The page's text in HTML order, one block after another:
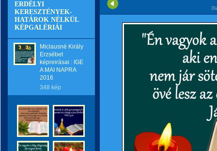
ERDÉLYI
KERESZTÉNYEK-
HATÁROK NÉLKÜL
KÉPGALÉRIÁI
Miclausné Király
Erzsébet
képreirásai : IGE
A MAI NAPRA
2016
348 kép